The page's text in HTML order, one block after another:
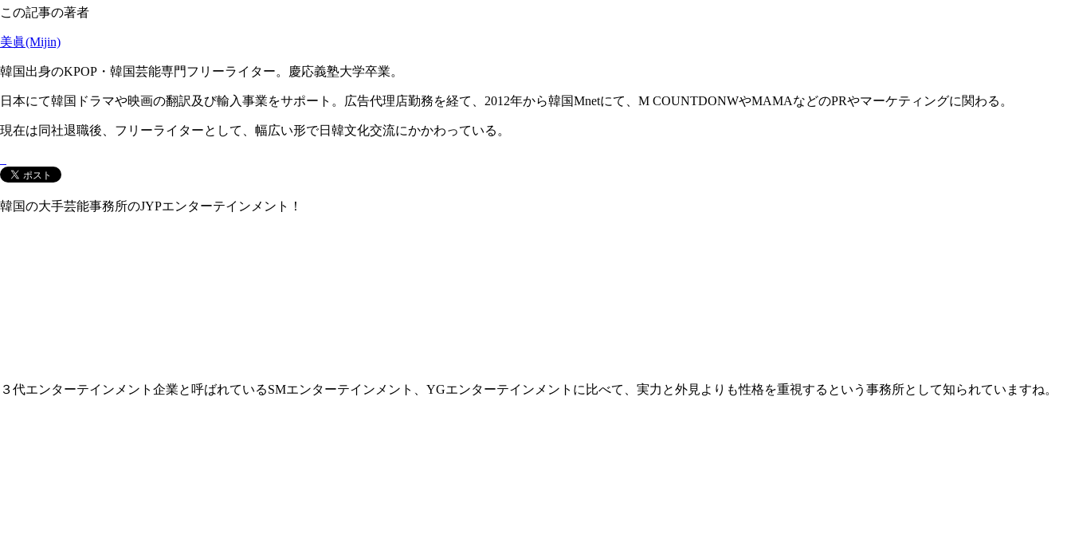
この記事の著者
美眞(Mijin)
韓国出身のKPOP・韓国芸能専門フリーライター。慶応義塾大学卒業。
日本にて韓国ドラマや映画の翻訳及び輸入事業をサポート。広告代理店勤務を経て、2012年から韓国Mnetにて、M COUNTDONWやMAMAなどのPRやマーケティングに関わる。
現在は同社退職後、フリーライターとして、幅広い形で日韓文化交流にかかわっている。
韓国の大手芸能事務所のJYPエンターテインメント！
３代エンターテインメント企業と呼ばれているSMエンターテインメント、YGエンターテインメントに比べて、実力と外見よりも性格を重視するという事務所として知られていますね。